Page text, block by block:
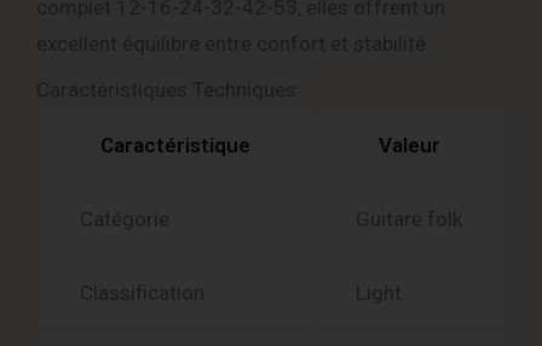
Caractéristique Valeur
Catégorie Guitare folk
Classification Light